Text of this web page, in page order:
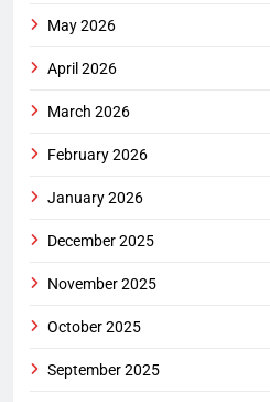
May 2026
April 2026
March 2026
February 2026
January 2026
December 2025
November 2025
October 2025
September 2025